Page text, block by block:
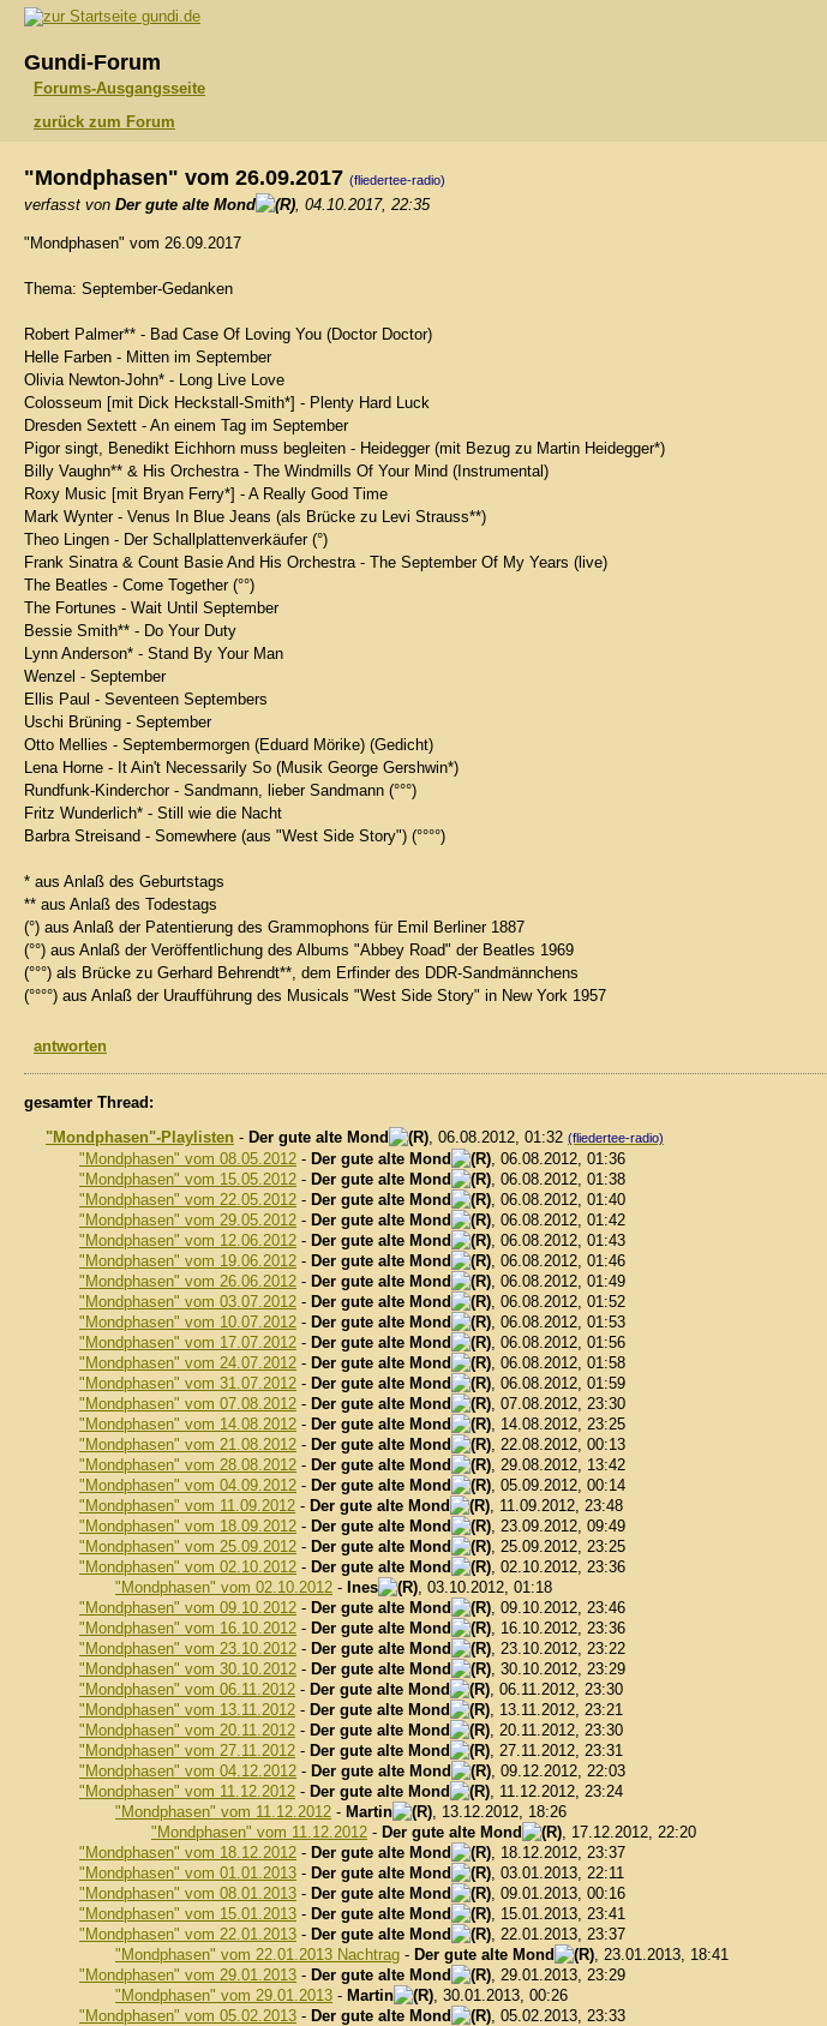
gundi.de
Gundi-Forum
Forums-Ausgangsseite
zurück zum Forum
"Mondphasen" vom 26.09.2017 (fliedertee-radio)
verfasst von Der gute alte Mond , 04.10.2017, 22:35
"Mondphasen" vom 26.09.2017
Thema: September-Gedanken
Robert Palmer** - Bad Case Of Loving You (Doctor Doctor)
Helle Farben - Mitten im September
Olivia Newton-John* - Long Live Love
Colosseum [mit Dick Heckstall-Smith*] - Plenty Hard Luck
Dresden Sextett - An einem Tag im September
Pigor singt, Benedikt Eichhorn muss begleiten - Heidegger (mit Bezug zu Martin Heidegger*)
Billy Vaughn** & His Orchestra - The Windmills Of Your Mind (Instrumental)
Roxy Music [mit Bryan Ferry*] - A Really Good Time
Mark Wynter - Venus In Blue Jeans (als Brücke zu Levi Strauss**)
Theo Lingen - Der Schallplattenverkäufer (°)
Frank Sinatra & Count Basie And His Orchestra - The September Of My Years (live)
The Beatles - Come Together (°°)
The Fortunes - Wait Until September
Bessie Smith** - Do Your Duty
Lynn Anderson* - Stand By Your Man
Wenzel - September
Ellis Paul - Seventeen Septembers
Uschi Brüning - September
Otto Mellies - Septembermorgen (Eduard Mörike) (Gedicht)
Lena Horne - It Ain't Necessarily So (Musik George Gershwin*)
Rundfunk-Kinderchor - Sandmann, lieber Sandmann (°°°)
Fritz Wunderlich* - Still wie die Nacht
Barbra Streisand - Somewhere (aus "West Side Story") (°°°°)
* aus Anlaß des Geburtstags
** aus Anlaß des Todestags
(°) aus Anlaß der Patentierung des Grammophons für Emil Berliner 1887
(°°) aus Anlaß der Veröffentlichung des Albums "Abbey Road" der Beatles 1969
(°°°) als Brücke zu Gerhard Behrendt**, dem Erfinder des DDR-Sandmännchens
(°°°°) aus Anlaß der Uraufführung des Musicals "West Side Story" in New York 1957
antworten
gesamter Thread:
"Mondphasen"-Playlisten - Der gute alte Mond , 06.08.2012, 01:32 (fliedertee-radio)
"Mondphasen" vom 08.05.2012 - Der gute alte Mond
, 06.08.2012, 01:36
"Mondphasen" vom 15.05.2012 - Der gute alte Mond
, 06.08.2012, 01:38
"Mondphasen" vom 22.05.2012 - Der gute alte Mond
, 06.08.2012, 01:40
"Mondphasen" vom 29.05.2012 - Der gute alte Mond
, 06.08.2012, 01:42
"Mondphasen" vom 12.06.2012 - Der gute alte Mond
, 06.08.2012, 01:43
"Mondphasen" vom 19.06.2012 - Der gute alte Mond
, 06.08.2012, 01:46
"Mondphasen" vom 26.06.2012 - Der gute alte Mond
, 06.08.2012, 01:49
"Mondphasen" vom 03.07.2012 - Der gute alte Mond
, 06.08.2012, 01:52
"Mondphasen" vom 10.07.2012 - Der gute alte Mond
, 06.08.2012, 01:53
"Mondphasen" vom 17.07.2012 - Der gute alte Mond
, 06.08.2012, 01:56
"Mondphasen" vom 24.07.2012 - Der gute alte Mond
, 06.08.2012, 01:58
"Mondphasen" vom 31.07.2012 - Der gute alte Mond
, 06.08.2012, 01:59
"Mondphasen" vom 07.08.2012 - Der gute alte Mond
, 07.08.2012, 23:30
"Mondphasen" vom 14.08.2012 - Der gute alte Mond
, 14.08.2012, 23:25
"Mondphasen" vom 21.08.2012 - Der gute alte Mond
, 22.08.2012, 00:13
"Mondphasen" vom 28.08.2012 - Der gute alte Mond
, 29.08.2012, 13:42
"Mondphasen" vom 04.09.2012 - Der gute alte Mond
, 05.09.2012, 00:14
"Mondphasen" vom 11.09.2012 - Der gute alte Mond
, 11.09.2012, 23:48
"Mondphasen" vom 18.09.2012 - Der gute alte Mond
, 23.09.2012, 09:49
"Mondphasen" vom 25.09.2012 - Der gute alte Mond
, 25.09.2012, 23:25
"Mondphasen" vom 02.10.2012 - Der gute alte Mond
, 02.10.2012, 23:36
"Mondphasen" vom 02.10.2012 - Ines
, 03.10.2012, 01:18
"Mondphasen" vom 09.10.2012 - Der gute alte Mond
, 09.10.2012, 23:46
"Mondphasen" vom 16.10.2012 - Der gute alte Mond
, 16.10.2012, 23:36
"Mondphasen" vom 23.10.2012 - Der gute alte Mond
, 23.10.2012, 23:22
"Mondphasen" vom 30.10.2012 - Der gute alte Mond
, 30.10.2012, 23:29
"Mondphasen" vom 06.11.2012 - Der gute alte Mond
, 06.11.2012, 23:30
"Mondphasen" vom 13.11.2012 - Der gute alte Mond
, 13.11.2012, 23:21
"Mondphasen" vom 20.11.2012 - Der gute alte Mond
, 20.11.2012, 23:30
"Mondphasen" vom 27.11.2012 - Der gute alte Mond
, 27.11.2012, 23:31
"Mondphasen" vom 04.12.2012 - Der gute alte Mond
, 09.12.2012, 22:03
"Mondphasen" vom 11.12.2012 - Der gute alte Mond
, 11.12.2012, 23:24
"Mondphasen" vom 11.12.2012 - Martin
, 13.12.2012, 18:26
"Mondphasen" vom 11.12.2012 - Der gute alte Mond
, 17.12.2012, 22:20
"Mondphasen" vom 18.12.2012 - Der gute alte Mond
, 18.12.2012, 23:37
"Mondphasen" vom 01.01.2013 - Der gute alte Mond
, 03.01.2013, 22:11
"Mondphasen" vom 08.01.2013 - Der gute alte Mond
, 09.01.2013, 00:16
"Mondphasen" vom 15.01.2013 - Der gute alte Mond
, 15.01.2013, 23:41
"Mondphasen" vom 22.01.2013 - Der gute alte Mond
, 22.01.2013, 23:37
"Mondphasen" vom 22.01.2013 Nachtrag - Der gute alte Mond
, 23.01.2013, 18:41
"Mondphasen" vom 29.01.2013 - Der gute alte Mond
, 29.01.2013, 23:29
"Mondphasen" vom 29.01.2013 - Martin
, 30.01.2013, 00:26
"Mondphasen" vom 05.02.2013 - Der gute alte Mond
, 05.02.2013, 23:33